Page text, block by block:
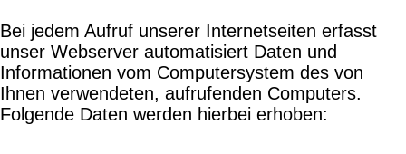
Bei jedem Aufruf unserer Internetseiten erfasst
unser Webserver automatisiert Daten und
Informationen vom Computersystem des von
Ihnen verwendeten, aufrufenden Computers.
Folgende Daten werden hierbei erhoben: